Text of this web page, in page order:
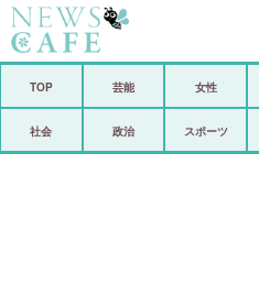
TOP 芸能 女性
社会 政治 スポーツ